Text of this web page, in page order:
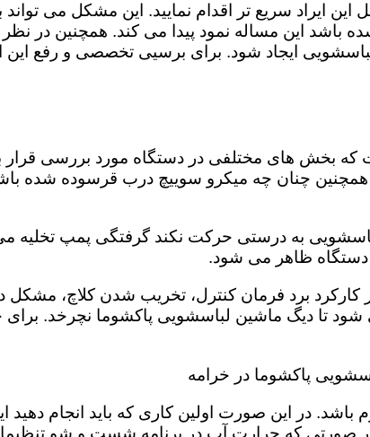
ایراد سریع تر اقدام نمایید. این مشکل می تواند
باشد این مساله نمود پیدا می کند. همچنین در نظر
ایجاد شود. برای برسیی تخصصی و رفع این
های مختلفی در دستگاه مورد بررسی قرار
همچنین چنان چه میکرو سوییچ درب قرسوده شده
به درستی حرکت نکند گرفتگی پمپ تخلیه
دستگاه ظاهر می شود.
در کارکرد برد فرمان کنترل، تخریب شدن کلاچ،
تا دیگ ماشین لباسشویی پاکشوما نچرخد. برای
پاکشوما در خرامه
در این صورت اولین کاری که باید انجام
صورتی که حرارت آب در برنامه شست و شو